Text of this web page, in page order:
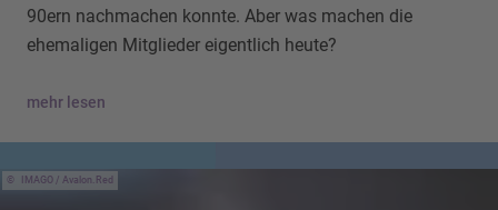
90ern nachmachen konnte. Aber was machen die
ehemaligen Mitglieder eigentlich heute?
mehr lesen
IMAGO / Avalon.Red